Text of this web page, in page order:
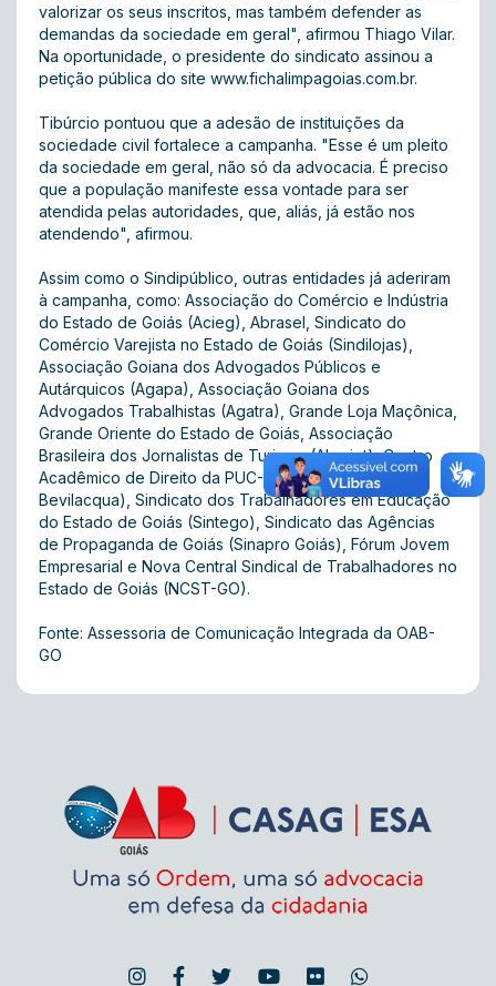
valorizar os seus inscritos, mas também defender as
demandas da sociedade em geral", afirmou Thiago Vilar.
Na oportunidade, o presidente do sindicato assinou a
petição pública do site www.fichalimpagoias.com.br.
Tibúrcio pontuou que a adesão de instituições da
sociedade civil fortalece a campanha. "Esse é um pleito
da sociedade em geral, não só da advocacia. É preciso
que a população manifeste essa vontade para ser
atendida pelas autoridades, que, aliás, já estão nos
atendendo", afirmou.
Assim como o Sindipúblico, outras entidades já aderiram
à campanha, como: Associação do Comércio e Indústria
do Estado de Goiás (Acieg), Abrasel, Sindicato do
Comércio Varejista no Estado de Goiás (Sindilojas),
Associação Goiana dos Advogados Públicos e
Autárquicos (Agapa), Associação Goiana dos
Advogados Trabalhistas (Agatra), Grande Loja Maçônica,
Grande Oriente do Estado de Goiás, Associação
Brasileira dos Jornalistas de Turismo (Abrajet), Centro
Acadêmico de Direito da PUC-GO (CA Clóvis
Bevilacqua), Sindicato dos Trabalhadores em Educação
do Estado de Goiás (Sintego), Sindicato das Agências
de Propaganda de Goiás (Sinapro Goiás), Fórum Jovem
Empresarial e Nova Central Sindical de Trabalhadores no
Estado de Goiás (NCST-GO).
Fonte: Assessoria de Comunicação Integrada da OAB-
GO